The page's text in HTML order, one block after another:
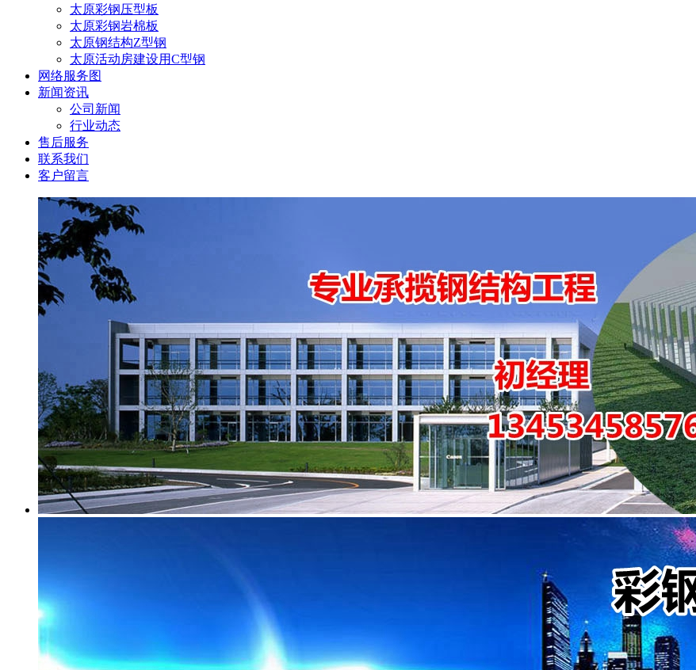
太原彩钢压型板
太原彩钢岩棉板
太原钢结构Z型钢
太原活动房建设用C型钢
网络服务图
新闻资讯
公司新闻
行业动态
售后服务
联系我们
客户留言